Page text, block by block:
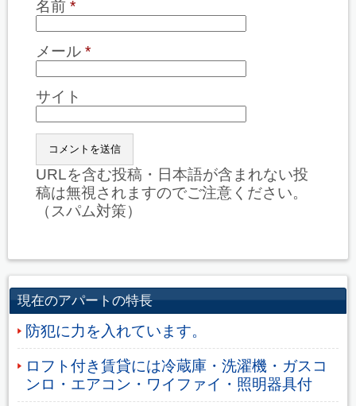
名前 *
メール *
サイト
URLを含む投稿・日本語が含まれない投
稿は無視されますのでご注意ください。
（スパム対策）
現在のアパートの特長
防犯に力を入れています。
ロフト付き賃貸には冷蔵庫・洗濯機・ガスコ
ンロ・エアコン・ワイファイ・照明器具付